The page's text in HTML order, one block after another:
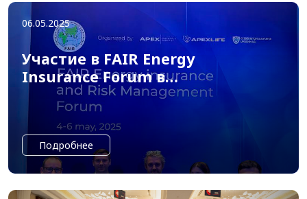
06.05.2025
Участие в FAIR Energy
Insurance Forum в
Ташкенте
Подробнее